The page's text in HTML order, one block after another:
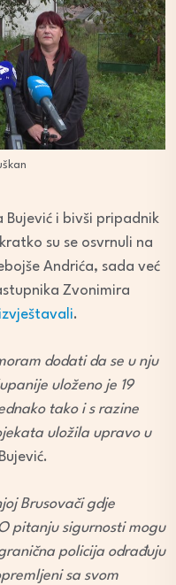
i bivši pripadnik
su se osvrnuli na
Andrića, sada već
Zvonimira
izvještavali.
dodati da se u nju
uloženo je 19
tako i s razine
uložila upravo u
Brusovači gdje
pitanju sigurnosti mogu
policija odrađuju
sa svom